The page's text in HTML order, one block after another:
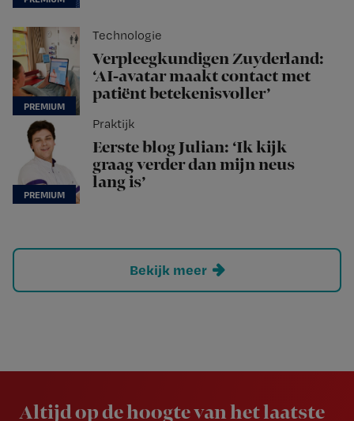
Technologie
Verpleegkundigen Zuyderland:
‘AI-avatar maakt contact met
patiënt betekenisvoller’
Praktijk
Eerste blog Julian: ‘Ik kijk
graag verder dan mijn neus
lang is’
Bekijk meer
Altijd op de hoogte van het laatste